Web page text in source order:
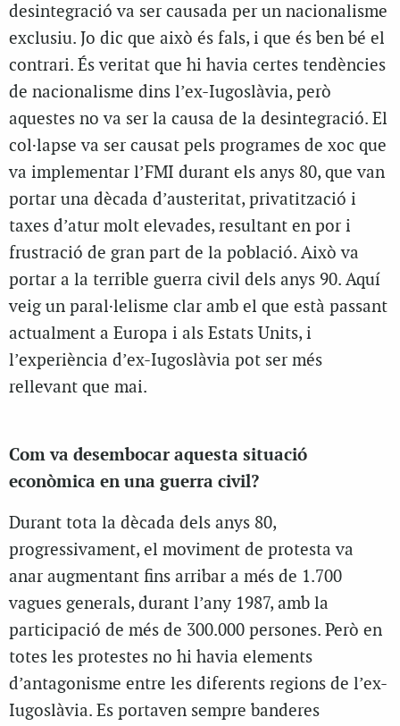
desintegració va ser causada per un nacionalisme
exclusiu. Jo dic que això és fals, i que és ben bé el
contrari. És veritat que hi havia certes tendències
de nacionalisme dins l’ex-Iugoslàvia, però
aquestes no va ser la causa de la desintegració. El
col·lapse va ser causat pels programes de xoc que
va implementar l’FMI durant els anys 80, que van
portar una dècada d’austeritat, privatització i
taxes d’atur molt elevades, resultant en por i
frustració de gran part de la població. Això va
portar a la terrible guerra civil dels anys 90. Aquí
veig un paral·lelisme clar amb el que està passant
actualment a Europa i als Estats Units, i
l’experiència d’ex-Iugoslàvia pot ser més
rellevant que mai.
Com va desembocar aquesta situació
econòmica en una guerra civil?
Durant tota la dècada dels anys 80,
progressivament, el moviment de protesta va
anar augmentant fins arribar a més de 1.700
vagues generals, durant l’any 1987, amb la
participació de més de 300.000 persones. Però en
totes les protestes no hi havia elements
d’antagonisme entre les diferents regions de l’ex-
Iugoslàvia. Es portaven sempre banderes